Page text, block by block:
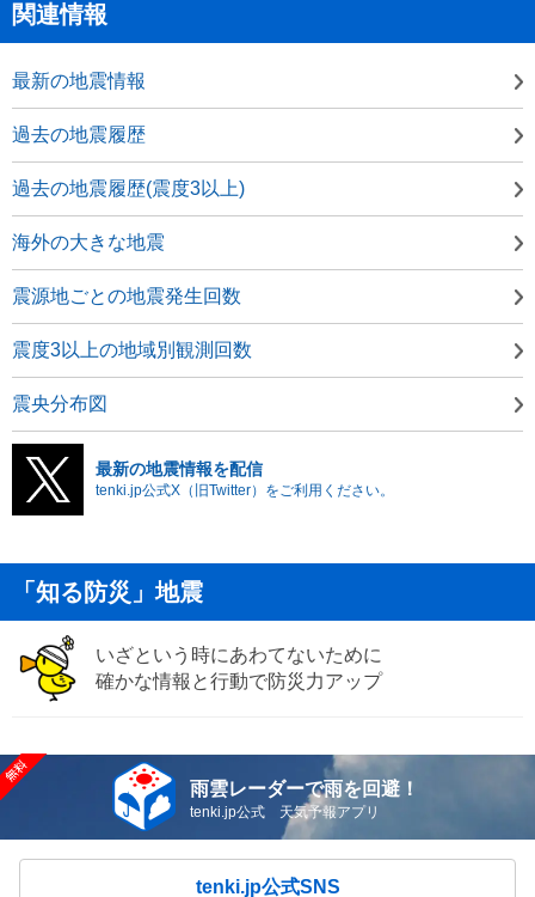
関連情報
最新の地震情報
過去の地震履歴
過去の地震履歴(震度3以上)
海外の大きな地震
震源地ごとの地震発生回数
震度3以上の地域別観測回数
震央分布図
最新の地震情報を配信
tenki.jp公式X（旧Twitter）をご利用ください。
「知る防災」地震
いざという時にあわてないために
確かな情報と行動で防災力アップ
雨雲レーダーで雨を回避！
tenki.jp公式 天気予報アプリ
tenki.jp公式SNS